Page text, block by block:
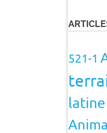
521-1
latine